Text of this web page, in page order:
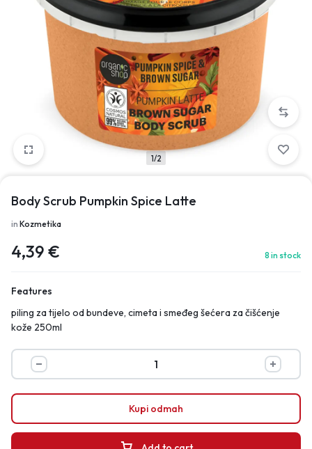
Sign in
1/2
Body Scrub Pumpkin Spice Latte
in Kozmetika
4,39 € 8 in stock
Features
piling za tijelo od bundeve, cimeta i smeđeg šećera za čišćenje
kože 250ml
Kupi odmah